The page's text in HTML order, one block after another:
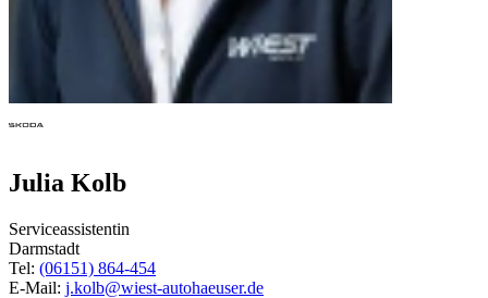
Julia Kolb
Serviceassistentin
Darmstadt
Tel: (06151) 864-454
E-Mail: j.kolb@wiest-autohaeuser.de